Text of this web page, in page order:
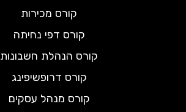
קורס מכירות
קורס דפי נחיתה
קורס הנהלת חשבונות
קורס דרופשיפינג
קורס מנהל עסקים